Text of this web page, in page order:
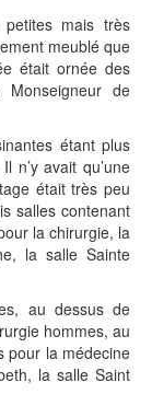
mais très
meublé que
était ornée des
de
étant plus
n’y avait qu’une
était très peu
salles contenant
la chirurgie, la
la salle Sainte
au dessus de
hommes, au
pour la médecine
la salle Saint